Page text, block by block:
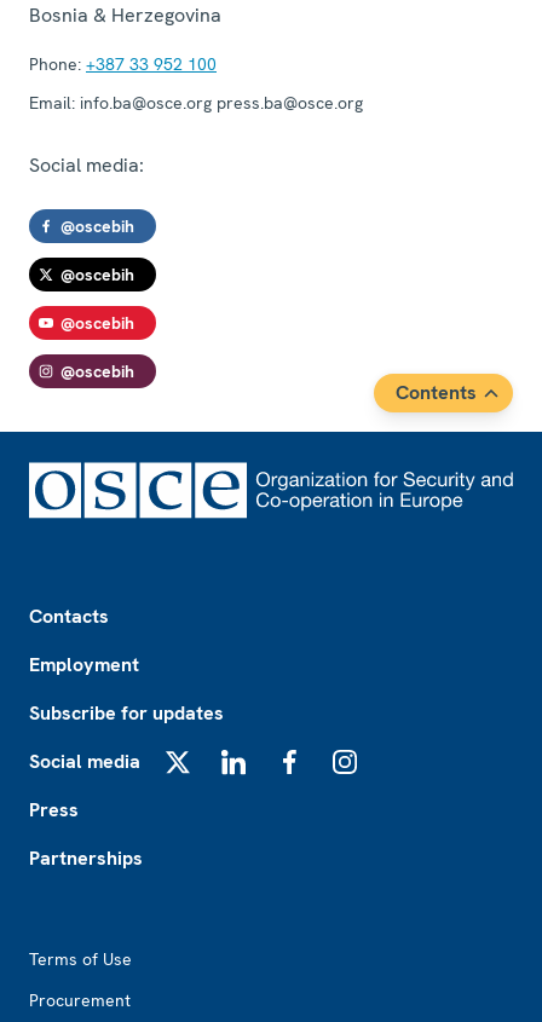
Bosnia & Herzegovina
Phone: +387 33 952 100
Email: info.ba@osce.org press.ba@osce.org
Social media:
@oscebih
@oscebih
@oscebih
@oscebih
Contents
Contacts
Employment
Subscribe for updates
Social media
Press
Partnerships
Terms of Use
Procurement